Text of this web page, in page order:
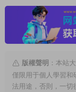
版權聲明 ：本站
僅限用于個人學習和
法用途，否則，一切